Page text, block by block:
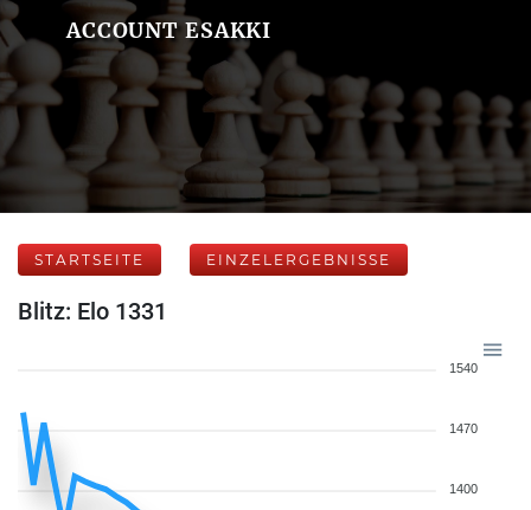
ACCOUNT ESAKKI
STARTSEITE EINZELERGEBNISSE
Blitz: Elo 1331
1540
1470
1400